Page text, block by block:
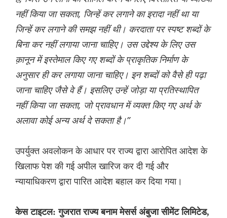
नहीं किया जा सकता, जिन्हें कर लगाने का इरादा नहीं था या
जिन्हें कर लगाने की समझ नहीं थी। करदाता पर स्पष्ट शब्दों के
बिना कर नहीं लगाया जाना चाहिए। उस उद्देश्य के लिए उस
क़ानून में इस्तेमाल किए गए शब्दों के प्राकृतिक निर्माण के
अनुसार ही कर लगाया जाना चाहिए। इन शब्दों को वैसे ही पढ़ा
जाना चाहिए जैसे वे हैं। इसलिए उन्हें जोड़ा या प्रतिस्थापित
नहीं किया जा सकता, जो प्रावधान में व्यक्त किए गए अर्थ के
अलावा कोई अन्य अर्थ दे सकता है।”
उपर्युक्त अवलोकन के आधार पर राज्य द्वारा आरोपित आदेश के
खिलाफ पेश की गई अपील खारिज कर दी गई और
न्यायाधिकरण द्वारा पारित आदेश बहाल कर दिया गया।
केस टाइटल: गुजरात राज्य बनाम मेसर्स अंबुजा सीमेंट लिमिटेड,